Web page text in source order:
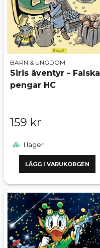
BARN & UNGDOM
Siris äventyr - Falska
pengar HC
159 kr
I lager
LÄGG I VARUKORGEN